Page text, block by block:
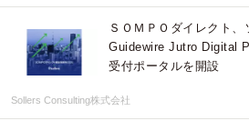
ＳＯＭＰＯダイレクト
Guidewire Jutro Digital
受付ポータルを開設
Sollers Consulting株式会社